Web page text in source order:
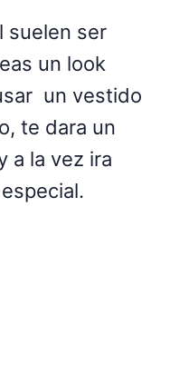
suelen ser
un look
un vestido
te dara un
a la vez ira